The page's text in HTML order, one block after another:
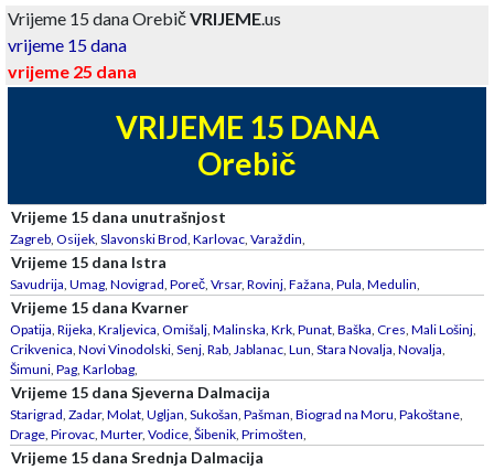
Vrijeme 15 dana OrebičVRIJEME.us
vrijeme 15 dana
vrijeme 25 dana
VRIJEME 15 DANA
Orebič
Vrijeme 15 dana unutrašnjost
Zagreb, Osijek, Slavonski Brod, Karlovac, Varaždin,
Vrijeme 15 dana Istra
Savudrija, Umag, Novigrad, Poreč, Vrsar, Rovinj, Fažana, Pula, Medulin,
Vrijeme 15 dana Kvarner
Opatija, Rijeka, Kraljevica, Omišalj, Malinska, Krk, Punat, Baška, Cres, Mali Lošinj,
Crikvenica, Novi Vinodolski, Senj, Rab, Jablanac, Lun, Stara Novalja, Novalja,
Šimuni, Pag, Karlobag,
Vrijeme 15 dana Sjeverna Dalmacija
Starigrad, Zadar, Molat, Ugljan, Sukošan, Pašman, Biograd na Moru, Pakoštane,
Drage, Pirovac, Murter, Vodice, Šibenik, Primošten,
Vrijeme 15 dana Srednja Dalmacija